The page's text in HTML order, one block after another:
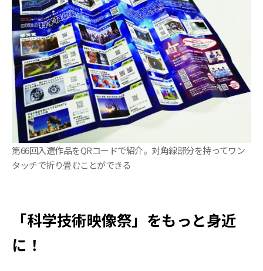
第66回入選作品をQRコードで紹介。対角線部分を持ってワン
タッチで折り畳むことができる
「科学技術映像祭」をもっと身近
に！